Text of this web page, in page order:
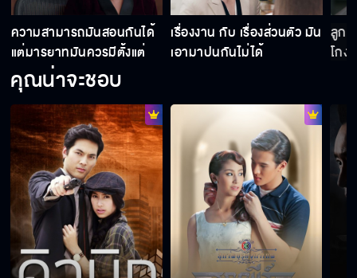
ความสามารถมันสอนกันได้
แต่มารยาทมันควรมีตั้งแต่
เกิด
เรื่องงาน กับ เรื่องส่วนตัว มัน
เอามาปนกันไม่ได้
ลูก
โกง
คุณน่าจะชอบ